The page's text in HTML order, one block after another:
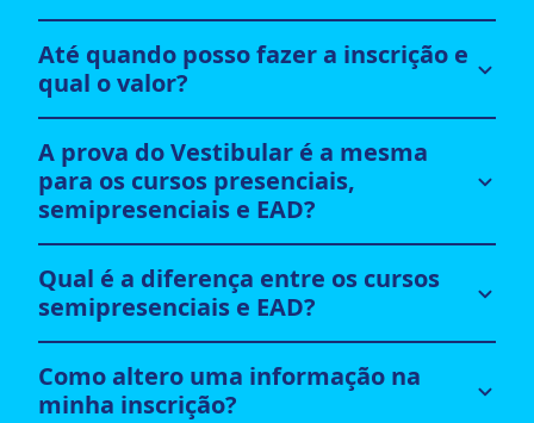
Até quando posso fazer a inscrição e
qual o valor?
A prova do Vestibular é a mesma
para os cursos presenciais,
semipresenciais e EAD?
Qual é a diferença entre os cursos
semipresenciais e EAD?
Como altero uma informação na
minha inscrição?